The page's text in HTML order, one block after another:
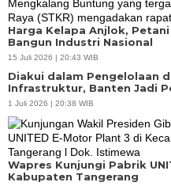
Harga Kelapa Anjlok,
Bangun Industri Nasional
15 Juli 2026 | 20:43 WIB
Diakui dalam Pengelolaan
Infrastruktur, Banten Jadi
1 Juli 2026 | 20:38 WIB
Wapres Kunjungi Pabrik
Kabupaten Tangerang